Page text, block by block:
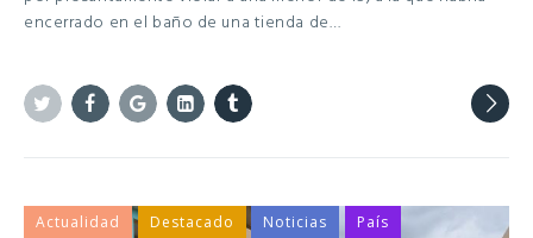
encerrado en el baño de una tienda de…
Actualidad Destacado Noticias País